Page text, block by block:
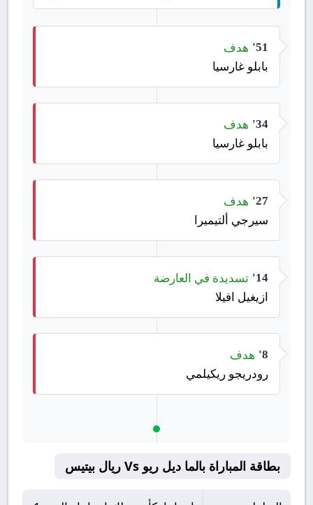
51' هدف
بابلو غارسيا
34' هدف
بابلو غارسيا
27' هدف
سيرجي ألتيميرا
14' تسديدة في العارضة
ازيغيل افيلا
8' هدف
رودريجو ريكيلمي
بطاقة المباراة بالما ديل ريو Vs ريال بيتيس